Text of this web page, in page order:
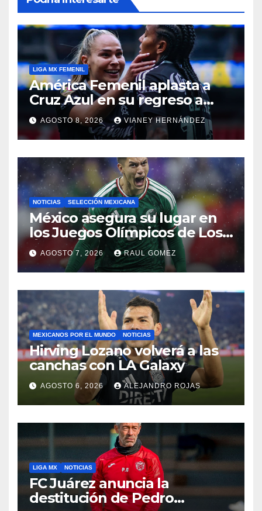
LIGA MX FEMENIL
América Femenil aplasta a
Cruz Azul en su regreso a
casa
AGOSTO 8, 2026 VIANEY HERNÁNDEZ
NOTICIAS SELECCIÓN MEXICANA
México asegura su lugar en
los Juegos Olímpicos de Los
Ángeles 2028
AGOSTO 7, 2026 RAUL GOMEZ
MEXICANOS POR EL MUNDO NOTICIAS
Hirving Lozano volverá a las
canchas con LA Galaxy
AGOSTO 6, 2026 ALEJANDRO ROJAS
LIGA MX NOTICIAS
FC Juárez anuncia la
destitución de Pedro